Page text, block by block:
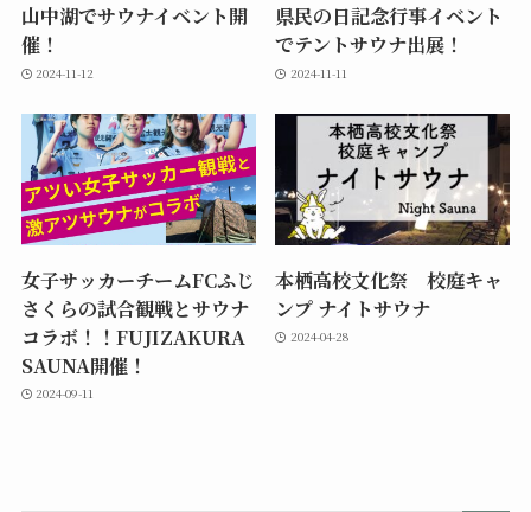
山中湖でサウナイベント開
催！
2024-11-12
県民の日記念行事イベント
でテントサウナ出展！
2024-11-11
女子サッカーチームFCふじ
さくらの試合観戦とサウナ
コラボ！！FUJIZAKURA
SAUNA開催！
2024-09-11
本栖高校文化祭 校庭キャ
ンプ ナイトサウナ
2024-04-28